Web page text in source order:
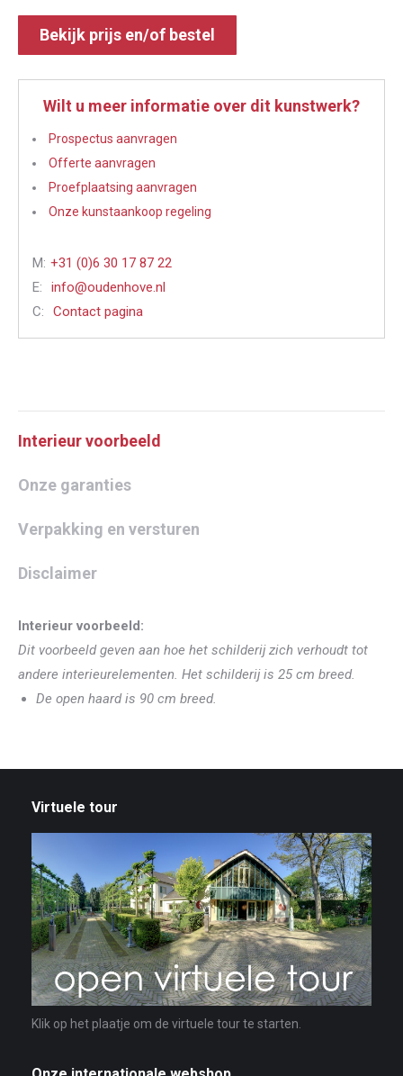
Bekijk prijs en/of bestel
Wilt u meer informatie over dit kunstwerk?
Prospectus aanvragen
Offerte aanvragen
Proefplaatsing aanvragen
Onze kunstaankoop regeling
M: +31 (0)6 30 17 87 22
E:
info@oudenhove.nl
C:
Contact pagina
Interieur voorbeeld
Onze garanties
Verpakking en versturen
Disclaimer
Interieur voorbeeld:
Dit voorbeeld geven aan hoe het schilderij zich verhoudt tot
andere interieurelementen. Het schilderij is 25 cm breed.
De open haard is 90 cm breed.
Virtuele tour
Klik op het plaatje om de virtuele tour te starten.